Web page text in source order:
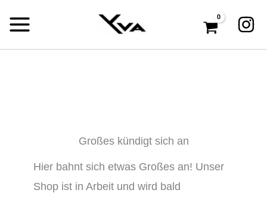
Inhalt
springen
Großes kündigt sich an
Hier bahnt sich etwas Großes an! Unser
Shop ist in Arbeit und wird bald